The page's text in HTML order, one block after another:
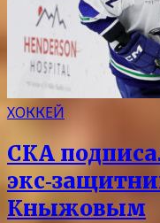
ХОККЕЙ
СКА
Кныжовым